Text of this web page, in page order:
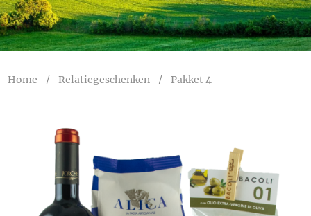
Home /Relatiegeschenken /Pakket 4